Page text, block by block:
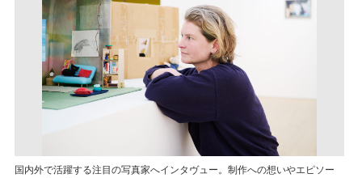
国内外で活躍する注目の写真家へインタヴュー。制作への想いやエピソー